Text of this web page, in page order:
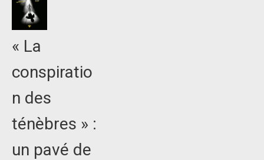
« La
conspiratio
n des
ténèbres » :
un pavé de